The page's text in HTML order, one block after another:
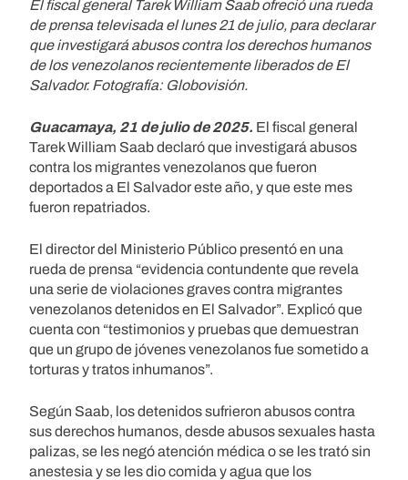
El fiscal general Tarek William Saab ofreció una rueda
de prensa televisada el lunes 21 de julio, para declarar
que investigará abusos contra los derechos humanos
de los venezolanos recientemente liberados de El
Salvador. Fotografía: Globovisión.
Guacamaya, 21 de julio de 2025. El fiscal general
Tarek William Saab declaró que investigará abusos
contra los migrantes venezolanos que fueron
deportados a El Salvador este año, y que este mes
fueron repatriados.
El director del Ministerio Público presentó en una
rueda de prensa “evidencia contundente que revela
una serie de violaciones graves contra migrantes
venezolanos detenidos en El Salvador”. Explicó que
cuenta con “testimonios y pruebas que demuestran
que un grupo de jóvenes venezolanos fue sometido a
torturas y tratos inhumanos”.
Según Saab, los detenidos sufrieron abusos contra
sus derechos humanos, desde abusos sexuales hasta
palizas, se les negó atención médica o se les trató sin
anestesia y se les dio comida y agua que los